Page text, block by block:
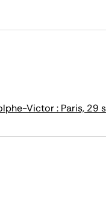
Victor : Paris,